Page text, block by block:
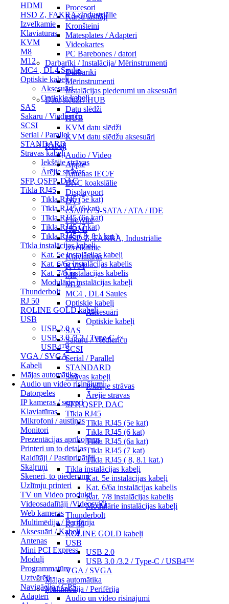
HDMI
HSD Z, FAKRA, Industriālie
Izvelkamie
Klaviatūras
KVM
M8
M12
MC4 , DL4 Saules
Optiskie kabeļi
Aksesuāri
Optiskie kabeļi
SAS
Sakaru / Viedierīču
SCSI
Serial / Parallel
STANDARD
Strāvas kabeļi
Iekšējie strāvas
Ārējie strāvas
SFP, QSFP, DAC
Tīkla RJ45
Tīkla RJ45 (5e kat)
Tīkla RJ45 (6 kat)
Tīkla RJ45 (6a kat)
Tīkla RJ45 (7 kat)
Tīkla RJ45 ( 8, 8.1 kat.)
Tīkla instalācijas kabeļi
Kat. 5e instalācijas kabeļi
Kat. 6/6a instalācijas kabelis
Kat. 7/8 instalācijas kabelis
Modulārie instalācijas kabeļi
Thunderbolt
RJ 50
ROLINE GOLD kabeļi
USB
USB 2.0
USB 3.0 /3.2 / Type-C /
USB4™
VGA / SVGA
Kabeļi
Mājas automātika
Audio un video risinājumi
Datorpeles
IP kameras / serveri
Klaviatūras
Mikrofoni / austiņas
Monitori
Prezentācijas aprīkojums
Printeri un to detaļas
Raidītāji / Pastiprinātāji
Skaļruņi
Skeneri, to piederumi
Uzlīmju printeri
TV un Video produkti
Videosadalītāji /Videosviči
Web kameras
Multimēdija / Perifērija
Aksesuāri / Kabeļi
Antenas
Mini PCI Express
Moduļi
Programmatūra
Uztvērēji
Navigācija / GPS
Adapteri
Procesori
Karšu lasītāji
Kronšteini
Mātesplates / Adapteri
Videokartes
PC Barebones / datori
Darbarīki / Instalācija/ Mērinstrumenti
Darbarīki
Mērinstrumenti
Instalācijas piederumi un aksesuāri
Datu slēdži / HUB
Datu slēdži
HUB
KVM datu slēdži
KVM datu slēdžu aksesuāri
Kabeļi
Audio / Video
Apple
Antenas IEC/F
BNC koaksiālie
Displayport
DVI
eSATA / S-SATA / ATA / IDE
FireWire
HDMI
HSD Z, FAKRA, Industriālie
Izvelkamie
Klaviatūras
KVM
M8
M12
MC4 , DL4 Saules
Optiskie kabeļi
Aksesuāri
Optiskie kabeļi
SAS
Sakaru / Viedierīču
SCSI
Serial / Parallel
STANDARD
Strāvas kabeļi
Iekšējie strāvas
Ārējie strāvas
SFP, QSFP, DAC
Tīkla RJ45
Tīkla RJ45 (5e kat)
Tīkla RJ45 (6 kat)
Tīkla RJ45 (6a kat)
Tīkla RJ45 (7 kat)
Tīkla RJ45 ( 8, 8.1 kat.)
Tīkla instalācijas kabeļi
Kat. 5e instalācijas kabeļi
Kat. 6/6a instalācijas kabelis
Kat. 7/8 instalācijas kabelis
Modulārie instalācijas kabeļi
Thunderbolt
RJ 50
ROLINE GOLD kabeļi
USB
USB 2.0
USB 3.0 /3.2 / Type-C / USB4™
VGA / SVGA
Mājas automātika
Multimēdija / Perifērija
Audio un video risinājumi